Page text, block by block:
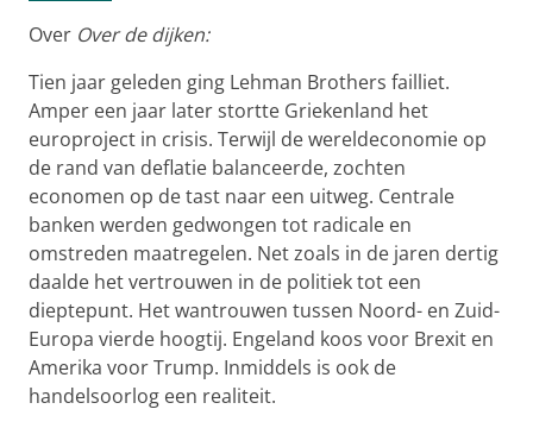
Over Over de dijken:
Tien jaar geleden ging Lehman Brothers failliet.
Amper een jaar later stortte Griekenland het
europroject in crisis. Terwijl de wereldeconomie op
de rand van deflatie balanceerde, zochten
economen op de tast naar een uitweg. Centrale
banken werden gedwongen tot radicale en
omstreden maatregelen. Net zoals in de jaren dertig
daalde het vertrouwen in de politiek tot een
dieptepunt. Het wantrouwen tussen Noord- en Zuid-
Europa vierde hoogtij. Engeland koos voor Brexit en
Amerika voor Trump. Inmiddels is ook de
handelsoorlog een realiteit.